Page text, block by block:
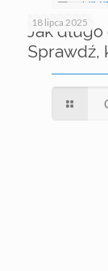
18 lipca 2025
Jak
Sprawdź,